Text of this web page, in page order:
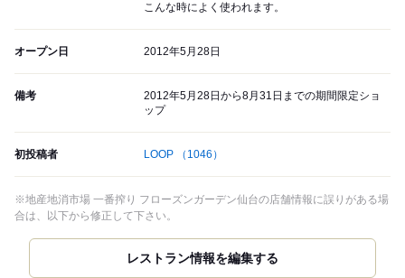
こんな時によく使われます。
オープン日 2012年5月28日
備考
2012年5月28日から8月31日までの期間限定ショ
ップ
初投稿者 LOOP （1046）
※地産地消市場 一番搾り フローズンガーデン仙台の店舗情報に誤りがある場
合は、以下から修正して下さい。
レストラン情報を編集する